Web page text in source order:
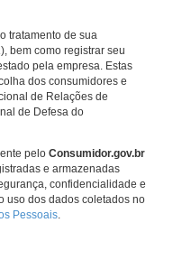
tratamento de sua
), bem como registrar seu
pela empresa. Estas
dos consumidores e
de Relações de
de Defesa do
pelo Consumidor.gov.br
e armazenadas
confidencialidade e
uso dos dados coletados no
Pessoais.